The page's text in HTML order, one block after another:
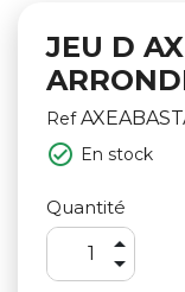
JEU D
Ref
 En stock
Quantité

